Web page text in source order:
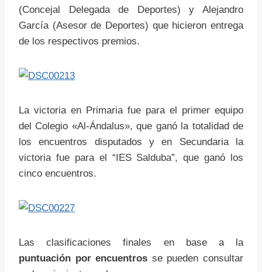
(Concejal Delegada de Deportes) y Alejandro
García (Asesor de Deportes) que hicieron entrega
de los respectivos premios.
La victoria en Primaria fue para el primer equipo
del Colegio «Al-Ándalus», que ganó la totalidad de
los encuentros disputados y en Secundaria la
victoria fue para el “IES Salduba”, que ganó los
cinco encuentros.
Las clasificaciones finales en base a la
puntuación por encuentros se pueden consultar